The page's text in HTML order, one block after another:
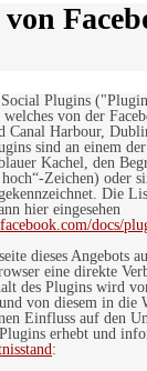
Plugins
von der
Canal Harbour,
sind an einem
Kachel, den
Zeichen) oder
Die
hier eingesehen
docs/
dieses Angebots
eine direkte
des Plugins wird
von diesem in die
Einfluss auf den
erhebt und
: